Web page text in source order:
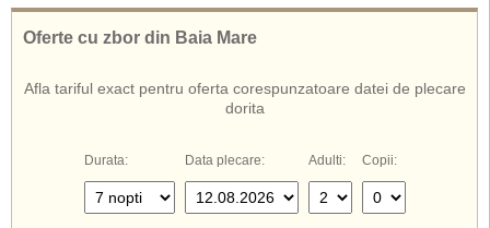
sauna, masaj, jacuzzi, miniclub pt. copii, plaja cu nisip, umbrele si
sezlonguri la piscina si pe plaja.
Oferte cu zbor din Baia Mare
Afla tariful exact pentru oferta corespunzatoare datei de plecare
dorita
Durata: Data plecare: Adulti: Copii: